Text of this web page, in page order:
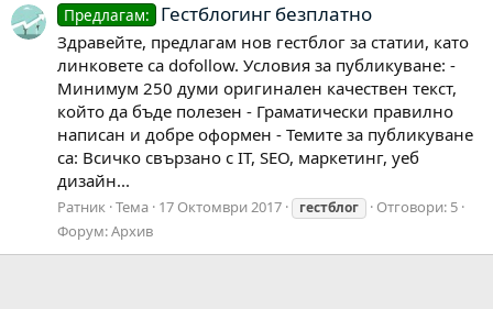
Предлагам: Гестблогинг безплатно
Здравейте, предлагам нов гестблог за статии, като
линковете са dofollow. Условия за публикуване: -
Минимум 250 думи оригинален качествен текст,
който да бъде полезен - Граматически правилно
написан и добре оформен - Темите за публикуване
са: Всичко свързано с IT, SEO, маркетинг, уеб
дизайн...
Ратник Тема 17 Октомври 2017 гестблог
Отговори: 5
Форум:Архив